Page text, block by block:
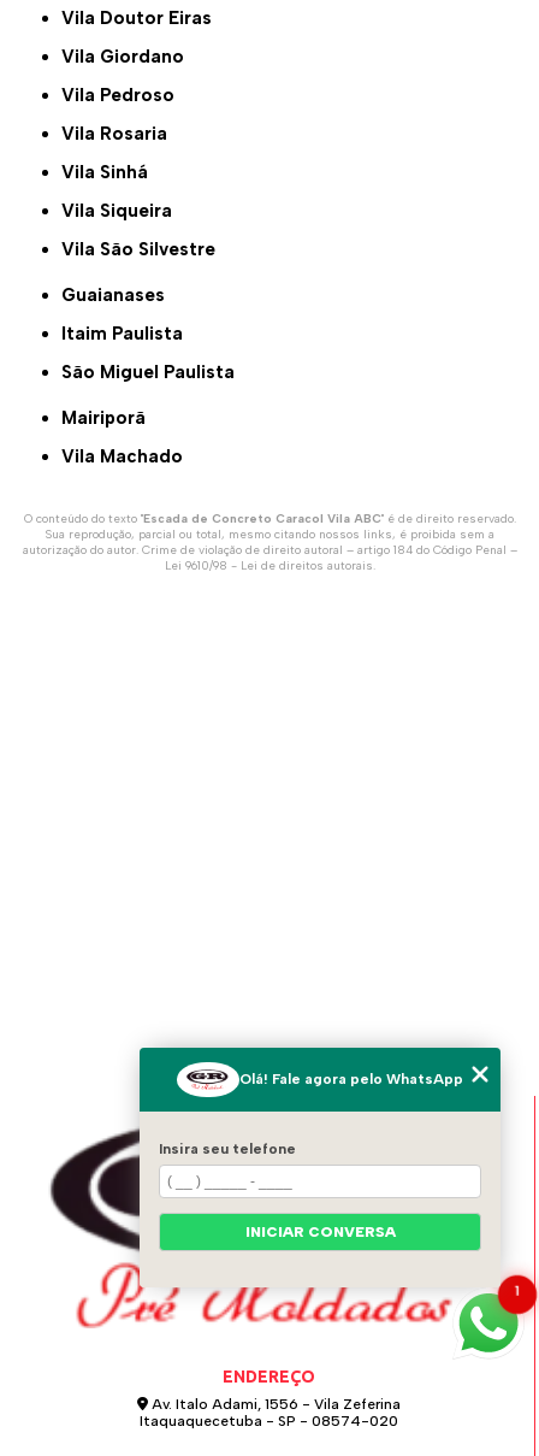
Vila Doutor Eiras
Vila Giordano
Vila Pedroso
Vila Rosaria
Vila Sinhá
Vila Siqueira
Vila São Silvestre
Guaianases
Itaim Paulista
São Miguel Paulista
Mairiporã
Vila Machado
O conteúdo do texto "Escada de Concreto Caracol Vila ABC" é de direito reservado.
Sua reprodução, parcial ou total, mesmo citando nossos links, é proibida sem a
autorização do autor. Crime de violação de direito autoral – artigo 184 do Código Penal –
Lei 9610/98 - Lei de direitos autorais.
ENDEREÇO
Av. Italo Adami, 1556 - Vila Zeferina
Itaquaquecetuba - SP - 08574-020
1
Olá! Fale agora pelo WhatsApp
Insira seu telefone
INICIAR CONVERSA